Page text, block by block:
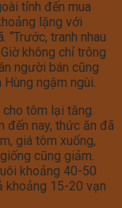
tỉnh đến mua
lặng với
tranh nhau
không chỉ trông
người bán cũng
ngậm ngùi.
tôm lại tăng.
đến nay, thức ăn đã
giá tôm xuống,
cũng giảm.
khoảng 40-50
khoảng 15-20 vạn